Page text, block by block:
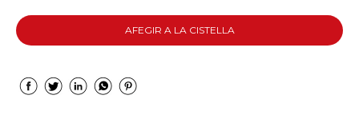
AFEGIR A LA CISTELLA